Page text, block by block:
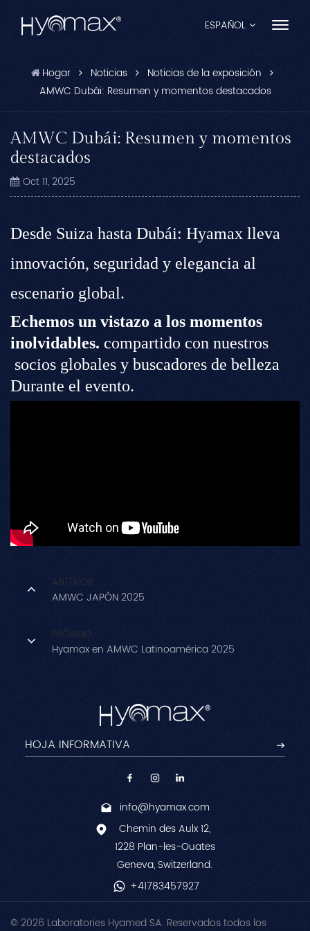
ESPAÑOL
Français
Español
العربية
日本語
Hogar Noticias
Noticias de la exposición
AMWC Dubái: Resumen y momentos destacados
AMWC Dubái: Resumen y momentos
destacados
Oct 11, 2025
Desde Suiza hasta Dubái: Hyamax lleva
innovación, seguridad y elegancia al
escenario global.
Echemos un vistazo a los momentos
inolvidables. compartido con nuestros
socios globales y buscadores de belleza
Durante el evento.
ANTERIOR
AMWC JAPÓN 2025
PRÓXIMO
Hyamax en AMWC Latinoamérica 2025
info@hyamax.com
Chemin des Aulx 12,
1228 Plan-les-Ouates
Geneva, Switzerland.
+41783457927
© 2026 Laboratories Hyamed SA. Reservados todos los